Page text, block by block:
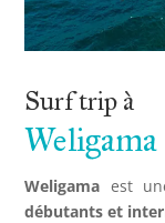
Surf trip à
Weligama
Weligama est
débutants et